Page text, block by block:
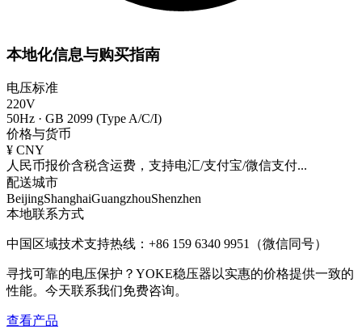
本地化信息与购买指南
电压标准
220V
50Hz · GB 2099 (Type A/C/I)
价格与货币
¥ CNY
人民币报价含税含运费，支持电汇/支付宝/微信支付...
配送城市
BeijingShanghaiGuangzhouShenzhen
本地联系方式
中国区域技术支持热线：+86 159 6340 9951（微信同号）
寻找可靠的电压保护？YOKE稳压器以实惠的价格提供一致的
性能。今天联系我们免费咨询。
查看产品